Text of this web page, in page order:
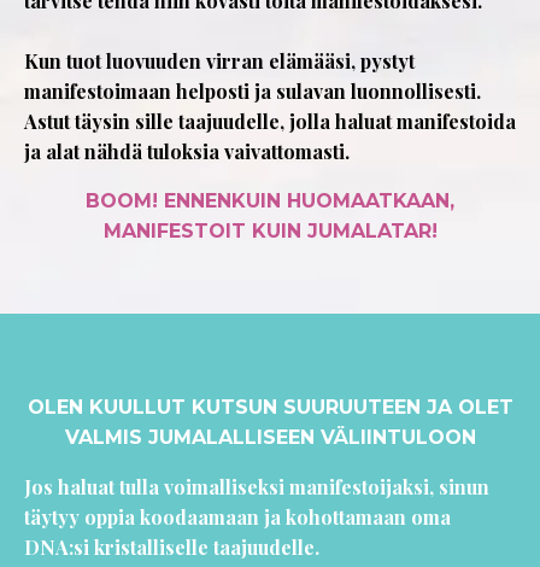
Kun tuot luovuuden virran elämääsi, pystyt
manifestoimaan helposti ja sulavan luonnollisesti.
Astut täysin sille taajuudelle, jolla haluat manifestoida
ja alat nähdä tuloksia vaivattomasti.
BOOM! ENNENKUIN HUOMAATKAAN,
MANIFESTOIT KUIN JUMALATAR!
OLEN KUULLUT KUTSUN SUURUUTEEN JA OLET
VALMIS JUMALALLISEEN VÄLIINTULOON
Jos haluat tulla voimalliseksi manifestoijaksi, sinun
täytyy oppia koodaamaan ja kohottamaan oma
DNA:si kristalliselle taajuudelle.